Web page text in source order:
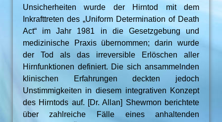
Unsicherheiten wurde der Hirntod mit dem
Inkrafttreten des „Uniform Determination of Death
Act“ im Jahr 1981 in die Gesetzgebung und
medizinische Praxis übernommen; darin wurde
der Tod als das irreversible Erlöschen aller
Hirnfunktionen definiert. Die sich ansammelnden
klinischen Erfahrungen deckten jedoch
Unstimmigkeiten in diesem integrativen Konzept
des Hirntods auf. [Dr. Allan] Shewmon berichtete
über zahlreiche Fälle eines anhaltenden